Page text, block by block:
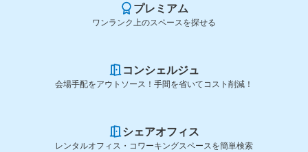
プレミアム
ワンランク上のスペースを探せる
コンシェルジュ
会場手配をアウトソース！手間を省いてコスト削減！
シェアオフィス
レンタルオフィス・コワーキングスペースを簡単検索